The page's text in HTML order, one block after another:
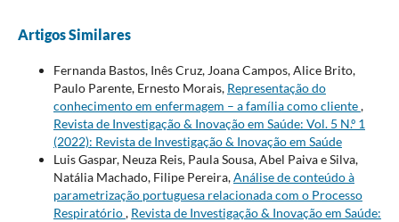
Artigos Similares
Fernanda Bastos, Inês Cruz, Joana Campos, Alice Brito,
Paulo Parente, Ernesto Morais, Representação do
conhecimento em enfermagem – a família como cliente,
Revista de Investigação & Inovação em Saúde: Vol. 5 N.º 1
(2022): Revista de Investigação & Inovação em Saúde
Luis Gaspar, Neuza Reis, Paula Sousa, Abel Paiva e Silva,
Natália Machado, Filipe Pereira,Análise de conteúdo à
parametrização portuguesa relacionada com o Processo
Respiratório, Revista de Investigação & Inovação em Saúde: